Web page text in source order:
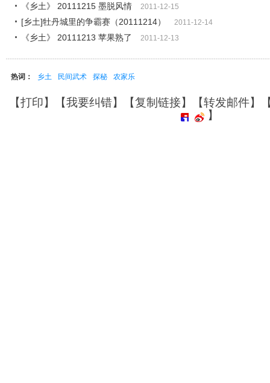
《乡土》 20111215 墨脱风情 2011-12-15
[乡土]牡丹城里的争霸赛（20111214） 2011-12-14
《乡土》 20111213 苹果熟了 2011-12-13
热词： 乡土 民间武术 探秘 农家乐
【打印】【我要纠错】【复制链接】【转发邮件】
】